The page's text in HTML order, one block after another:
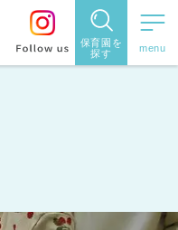
保育園を
探す
を探す